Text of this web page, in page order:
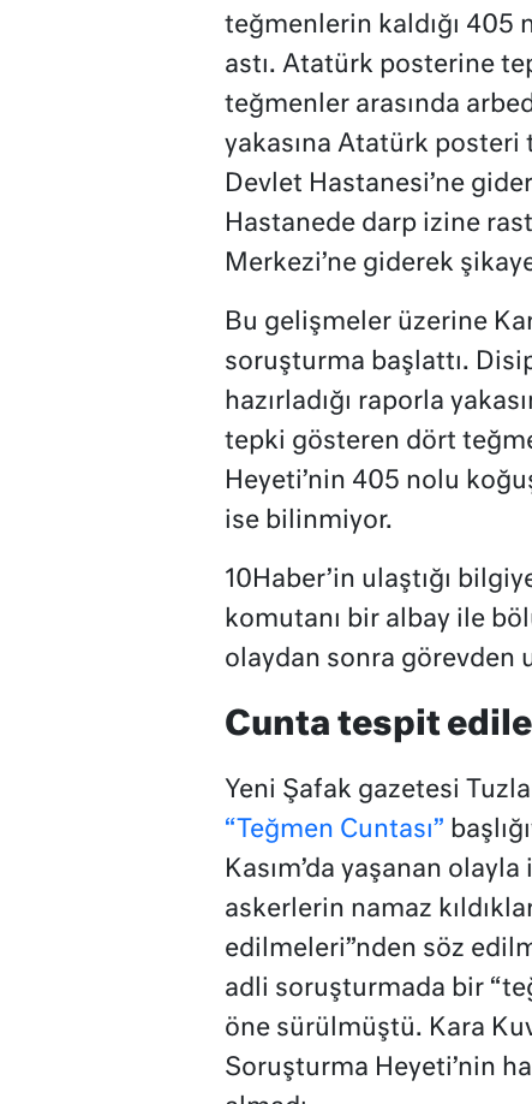
teğmenlerin kaldığı 405
astı. Atatürk posterine
teğmenler arasında
yakasına Atatürk posteri
Devlet Hastanesi’ne
Hastanede darp izine
Merkezi’ne giderek
Bu gelişmeler üzerine
soruşturma başlattı.
hazırladığı raporla
tepki gösteren dört
Heyeti’nin 405 nolu
ise bilinmiyor.
10Haber’in ulaştığı
komutanı bir albay ile
olaydan sonra görevden
Cunta tespit
Yeni Şafak gazetesi
“Teğmen Cuntası”
Kasım’da yaşanan
askerlerin namaz
edilmeleri”nden söz
adli soruşturmada bir
öne sürülmüştü. Kara
Soruşturma Heyeti’nin